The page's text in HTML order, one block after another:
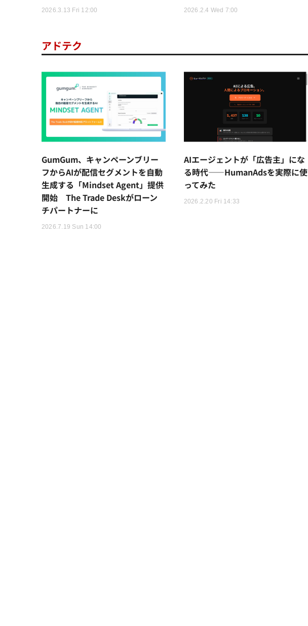
2026.3.13 Fri 12:00 2026.2.4 Wed 7:00
アドテク
GumGum、キャンペーンブリー
フからAIが配信セグメントを自動
生成する「Mindset Agent」提供
開始 The Trade Deskがローン
チパートナーに
2026.7.19 Sun 14:00
AIエージェントが「広告主」にな
る時代――HumanAdsを実際に使
ってみた
2026.2.20 Fri 14:33